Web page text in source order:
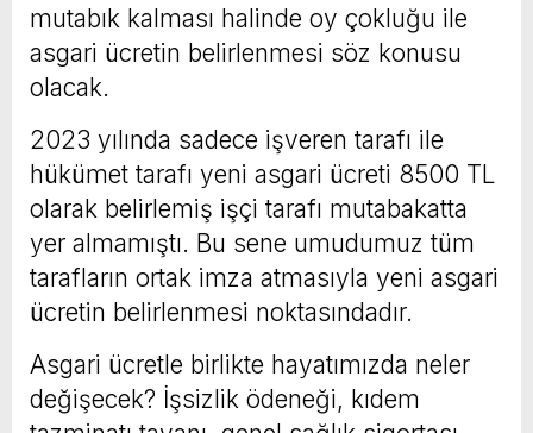
mutabık kalması halinde oy çokluğu ile
asgari ücretin belirlenmesi söz konusu
olacak.
2023 yılında sadece işveren tarafı ile
hükümet tarafı yeni asgari ücreti 8500 TL
olarak belirlemiş işçi tarafı mutabakatta
yer almamıştı. Bu sene umudumuz tüm
tarafların ortak imza atmasıyla yeni asgari
ücretin belirlenmesi noktasındadır.
Asgari ücretle birlikte hayatımızda neler
değişecek? İşsizlik ödeneği, kıdem